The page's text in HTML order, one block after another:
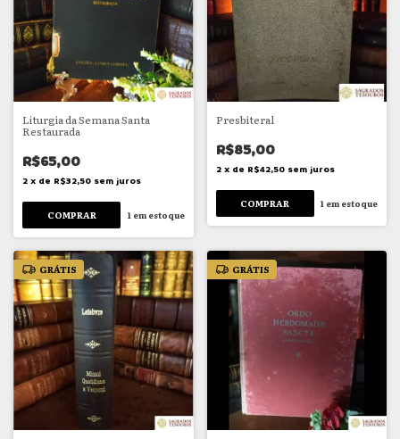
Liturgia da Semana Santa
Restaurada
R$65,00
2 x de R$32,50 sem juros
1 em estoque
Presbiteral
R$85,00
2 x de R$42,50 sem juros
1 em estoque
GRÁTIS GRÁTIS